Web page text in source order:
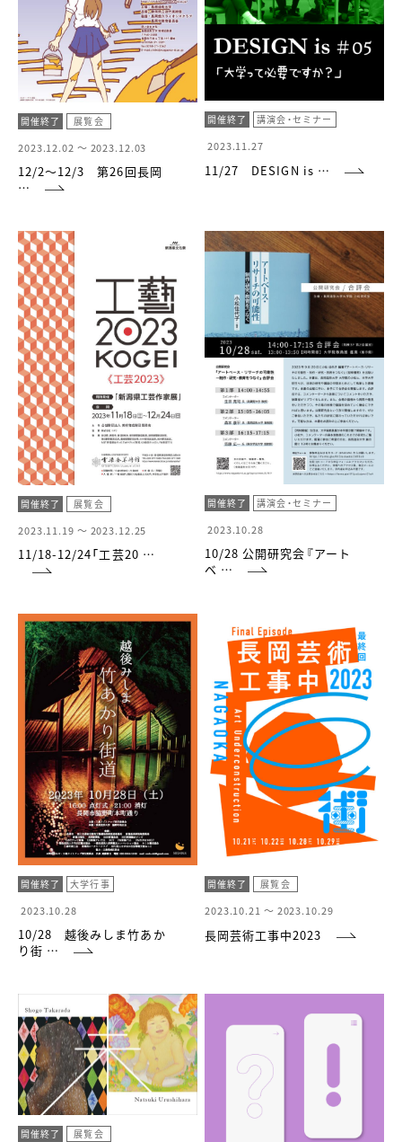
開催終了 展覧会
2023.12.02 ～ 2023.12.03
12/2～12/3 第26回長岡
…
開催終了 講演会・セミナー
2023.11.27
11/27 DESIGN is …
開催終了 展覧会
2023.11.19 ～ 2023.12.25
11/18-12/24「工芸20 …
開催終了 講演会・セミナー
2023.10.28
10/28 公開研究会『アート
ベ …
開催終了 大学行事
2023.10.28
10/28 越後みしま竹あか
り街 …
開催終了 展覧会
2023.10.21 ～ 2023.10.29
長岡芸術工事中2023
開催終了 展覧会